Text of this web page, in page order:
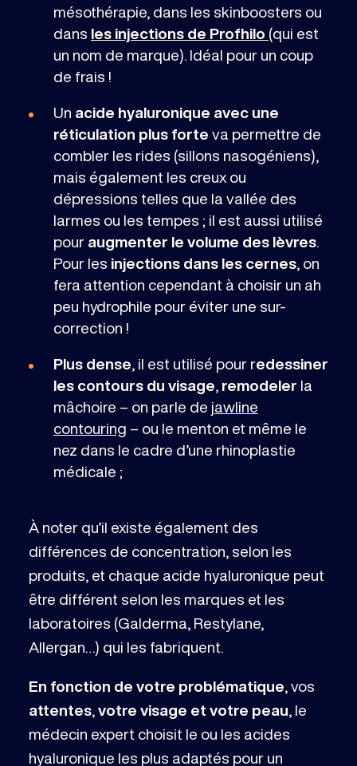
mésothérapie, dans les skinboosters ou
dans les injections de Profhilo (qui est
un nom de marque). Idéal pour un coup
de frais !
Un acide hyaluronique avec une
réticulation plus forte va permettre de
combler les rides (sillons nasogéniens),
mais également les creux ou
dépressions telles que la vallée des
larmes ou les tempes ; il est aussi utilisé
pour augmenter le volume des lèvres.
Pour les injections dans les cernes, on
fera attention cependant à choisir un ah
peu hydrophile pour éviter une sur-
correction !
Plus dense , il est utilisé pour redessiner
les contours du visage remodeler la
mâchoire – on parle de jawline
contouring – ou le menton et même le
nez dans le cadre d’une rhinoplastie
médicale ;
À noter qu’il existe également des
différences de concentration, selon les
produits, et chaque acide hyaluronique peut
être différent selon les marques et les
laboratoires (Galderma, Restylane,
Allergan…) qui les fabriquent.
En fonction de votre problématique , vos
attentes, votre visage et votre peau , le
médecin expert choisit le ou les acides
hyaluronique les plus adaptés pour un